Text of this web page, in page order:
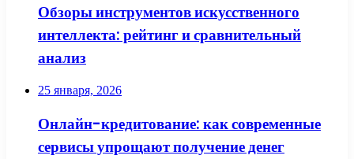
Обзоры инструментов искусственного
интеллекта: рейтинг и сравнительный
анализ
25 января, 2026
Онлайн-кредитование: как современные
сервисы упрощают получение денег